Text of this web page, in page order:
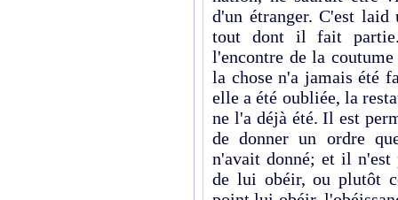
d'un étranger. C'est laid
tout dont il fait
l'encontre de la
la chose n'a jamais été
elle a été oubliée, la
ne l'a déjà été. Il est
de donner un ordre
n'avait donné; et il n'est
de lui obéir, ou plutôt